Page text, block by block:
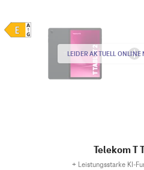
LEIDER AKTUELL
Telekom T
+ Leistungsstarke KI-